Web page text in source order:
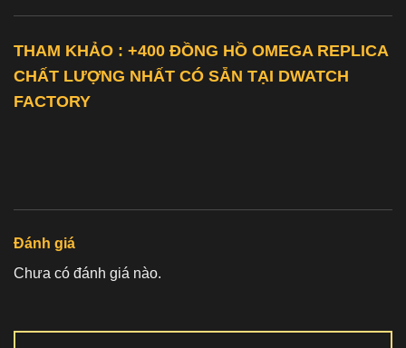
THAM KHẢO : +400 ĐỒNG HỒ OMEGA REPLICA
CHẤT LƯỢNG NHẤT CÓ SẴN TẠI DWATCH
FACTORY
Đánh giá
Chưa có đánh giá nào.